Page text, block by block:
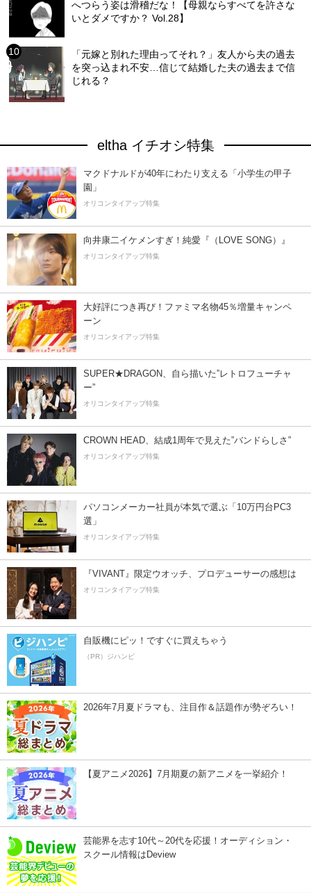
へつらう姿は滑稽だな！【母親ならすべてを許さな
いとダメですか？ Vol.28】
「元嫁と別れた理由ってそれ？」友人から夫の過去
を突っ込まれ不安…信じて結婚した夫の過去まで信
じれる？
eltha イチオシ特集
マクドナルドが40年にわたり支える「小学生の甲子
園」
オリコンタイアップ特集
向井康二イケメンすぎ！純愛『（LOVE SONG）』
オリコンタイアップ特集
大好評につき再び！ファミマ名物45％増量キャンペ
ーン
オリコンタイアップ特集
SUPER★DRAGON、自ら描いた”レトロフューチャ
ー”
オリコンタイアップ特集
CROWN HEAD、結成1周年で見えた”バンドらしさ”
オリコンタイアップ特集
パソコンメーカー社員が本気で選ぶ「10万円台PC3
選」
オリコンタイアップ特集
『VIVANT』限定ウオッチ、プロデューサーの感想は
オリコンタイアップ特集
自販機にピッ！ですぐに買えちゃう
（PR）ジハンピ
2026年7月夏ドラマも、注目作＆話題作が勢ぞろい！
【夏アニメ2026】7月期夏の新アニメを一挙紹介！
芸能界を志す10代～20代を応援！オーディション・
スクール情報はDeview